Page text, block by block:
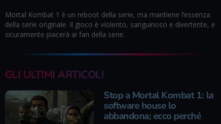
Mortal Kombat 1 è un reboot della serie, ma mantiene l’essenza
della serie originale. Il gioco è violento, sanguinoso e divertente, e
sicuramente piacerà ai fan della serie.
GLI ULTIMI ARTICOLI
Stop a Mortal Kombat 1: la
software house lo
abbandona; ecco perché